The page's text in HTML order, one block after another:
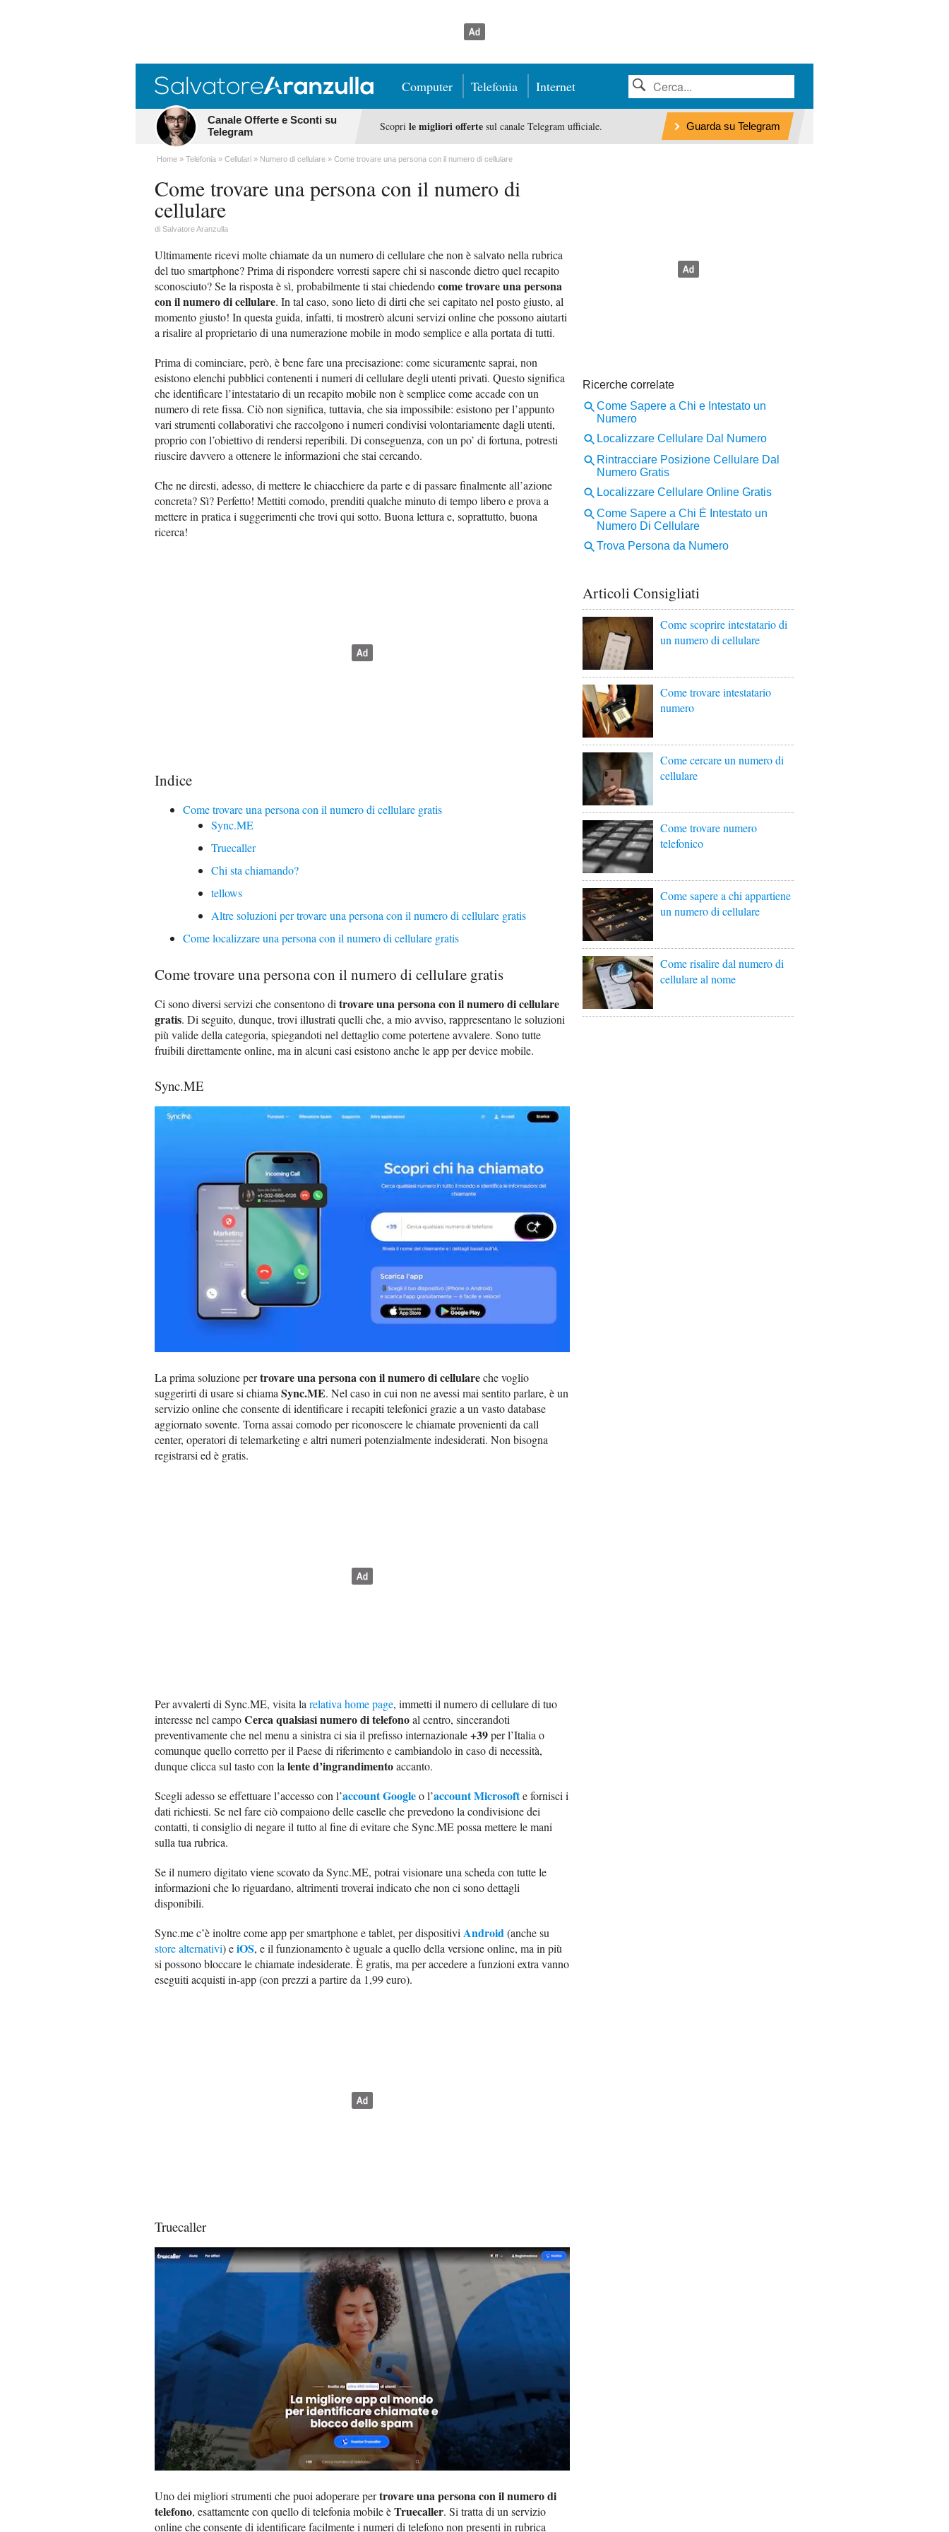
Computer Telefonia Internet
Canale Offerte e Sconti su
Telegram
Scopri le migliori offertesul canale Telegram ufficiale. Guarda su Telegram
Home Telefonia Cellulari Numero di cellulare Come trovare una persona con il numero di cellulare
Come trovare una persona con il numero di
cellulare
di Salvatore Aranzulla
Ultimamente ricevi molte chiamate da un numero di cellulare che non è salvato nella rubrica
del tuo smartphone? Prima di rispondere vorresti sapere chi si nasconde dietro quel recapito
sconosciuto? Se la risposta è sì, probabilmente ti stai chiedendocome trovare una persona
con il numero di cellulare. In tal caso, sono lieto di dirti che sei capitato nel posto giusto, al
momento giusto! In questa guida, infatti, ti mostrerò alcuni servizi online che possono aiutarti
a risalire al proprietario di una numerazione mobile in modo semplice e alla portata di tutti.
Prima di cominciare, però, è bene fare una precisazione: come sicuramente saprai, non
esistono elenchi pubblici contenenti i numeri di cellulare degli utenti privati. Questo significa
che identificare l’intestatario di un recapito mobile non è semplice come accade con un
numero di rete fissa. Ciò non significa, tuttavia, che sia impossibile: esistono per l’appunto
vari strumenti collaborativi che raccolgono i numeri condivisi volontariamente dagli utenti,
proprio con l’obiettivo di rendersi reperibili. Di conseguenza, con un po’ di fortuna, potresti
riuscire davvero a ottenere le informazioni che stai cercando.
Che ne diresti, adesso, di mettere le chiacchiere da parte e di passare finalmente all’azione
concreta? Sì? Perfetto! Mettiti comodo, prenditi qualche minuto di tempo libero e prova a
mettere in pratica i suggerimenti che trovi qui sotto. Buona lettura e, soprattutto, buona
ricerca!
Indice
Come trovare una persona con il numero di cellulare gratis
Sync.ME
Truecaller
Chi sta chiamando?
tellows
Altre soluzioni per trovare una persona con il numero di cellulare gratis
Come localizzare una persona con il numero di cellulare gratis
Come trovare una persona con il numero di cellulare gratis
Ci sono diversi servizi che consentono di trovare una persona con il numero di cellulare
gratis. Di seguito, dunque, trovi illustrati quelli che, a mio avviso, rappresentano le soluzioni
più valide della categoria, spiegandoti nel dettaglio come potertene avvalere. Sono tutte
fruibili direttamente online, ma in alcuni casi esistono anche le app per device mobile.
Sync.ME
La prima soluzione pertrovare una persona con il numero di cellulareche voglio
suggerirti di usare si chiama Sync.ME. Nel caso in cui non ne avessi mai sentito parlare, è un
servizio online che consente di identificare i recapiti telefonici grazie a un vasto database
aggiornato sovente. Torna assai comodo per riconoscere le chiamate provenienti da call
center, operatori di telemarketing e altri numeri potenzialmente indesiderati. Non bisogna
registrarsi ed è gratis.
Per avvalerti di Sync.ME, visita la relativa home page, immetti il numero di cellulare di tuo
interesse nel campoCerca qualsiasi numero di telefonoal centro, sincerandoti
preventivamente che nel menu a sinistra ci sia il prefisso internazionale+39per l’Italia o
comunque quello corretto per il Paese di riferimento e cambiandolo in caso di necessità,
dunque clicca sul tasto con la lente d’ingrandimentoaccanto.
Scegli adesso se effettuare l’accesso con l’account Googleo l’account Microsofte fornisci i
dati richiesti. Se nel fare ciò compaiono delle caselle che prevedono la condivisione dei
contatti, ti consiglio di negare il tutto al fine di evitare che Sync.ME possa mettere le mani
sulla tua rubrica.
Se il numero digitato viene scovato da Sync.ME, potrai visionare una scheda con tutte le
informazioni che lo riguardano, altrimenti troverai indicato che non ci sono dettagli
disponibili.
Sync.me c’è inoltre come app per smartphone e tablet, per dispositivi Android(anche su
store alternativi) eiOS, e il funzionamento è uguale a quello della versione online, ma in più
si possono bloccare le chiamate indesiderate. È gratis, ma per accedere a funzioni extra vanno
eseguiti acquisti in-app (con prezzi a partire da 1,99 euro).
Truecaller
Uno dei migliori strumenti che puoi adoperare pertrovare una persona con il numero di
telefono, esattamente con quello di telefonia mobile èTruecaller. Si tratta di un servizio
online che consente di identificare facilmente i numeri di telefono non presenti in rubrica
Articoli Consigliati
Come scoprire intestatario di
un numero di cellulare
Come trovare intestatario
numero
Come cercare un numero di
cellulare
Come trovare numero
telefonico
Come sapere a chi appartiene
un numero di cellulare
Come risalire dal numero di
cellulare al nome